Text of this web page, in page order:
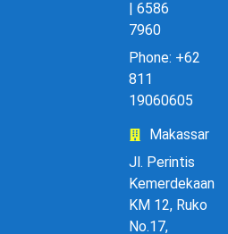
| 6586
7960
Phone: +62
811
19060605
Makassar
Jl. Perintis
Kemerdekaan
KM 12, Ruko
No.17,